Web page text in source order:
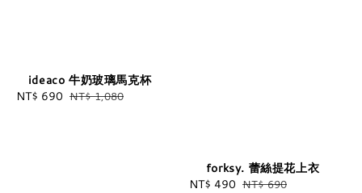
ideaco 牛奶玻璃馬克杯
Sale
NT$ 690 Regular
NT$ 1,080
forksy. 蕾絲提花上衣
Sale
NT$ 490 Regular
NT$ 690